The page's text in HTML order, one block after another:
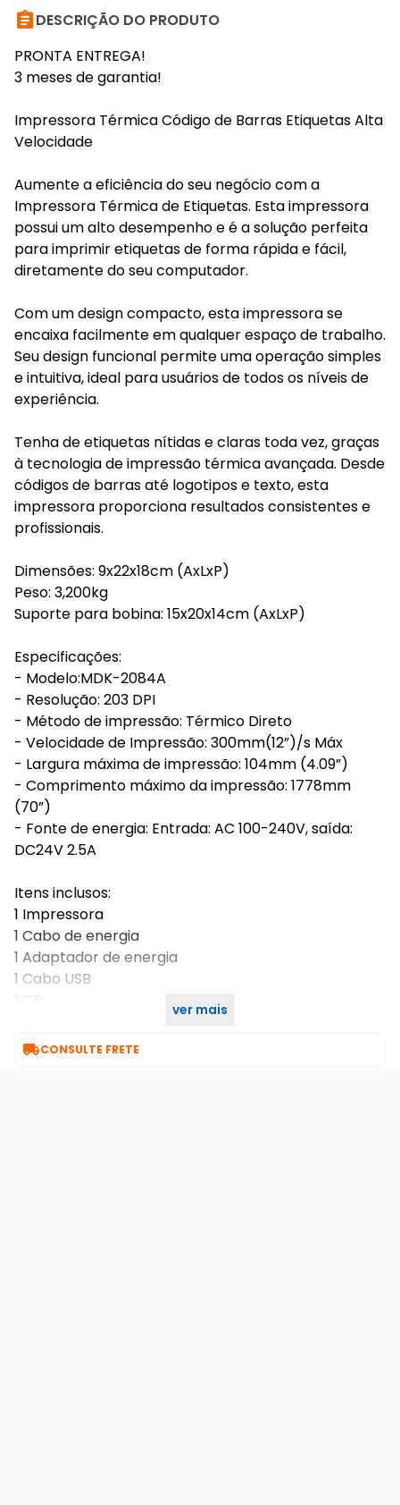
DESCRIÇÃO DO PRODUTO
PRONTA ENTREGA!
3 meses de garantia!
Impressora Térmica Código de Barras Etiquetas Alta
Velocidade
Aumente a eficiência do seu negócio com a
Impressora Térmica de Etiquetas. Esta impressora
possui um alto desempenho e é a solução perfeita
para imprimir etiquetas de forma rápida e fácil,
diretamente do seu computador.
Com um design compacto, esta impressora se
encaixa facilmente em qualquer espaço de trabalho.
Seu design funcional permite uma operação simples
e intuitiva, ideal para usuários de todos os níveis de
experiência.
Tenha de etiquetas nítidas e claras toda vez, graças
à tecnologia de impressão térmica avançada. Desde
códigos de barras até logotipos e texto, esta
impressora proporciona resultados consistentes e
profissionais.
Dimensões: 9x22x18cm (AxLxP)
Peso: 3,200kg
Suporte para bobina: 15x20x14cm (AxLxP)
Especificações:
- Modelo:MDK-2084A
- Resolução: 203 DPI
- Método de impressão: Térmico Direto
- Velocidade de Impressão: 300mm(12”)/s Máx
- Largura máxima de impressão: 104mm (4.09”)
- Comprimento máximo da impressão: 1778mm
(70”)
- Fonte de energia: Entrada: AC 100-240V, saída:
DC24V 2.5A
Itens inclusos:
1 Impressora
1 Cabo de energia
1 Adaptador de energia
1 Cabo USB
1 CD
ver mais
CONSULTE FRETE